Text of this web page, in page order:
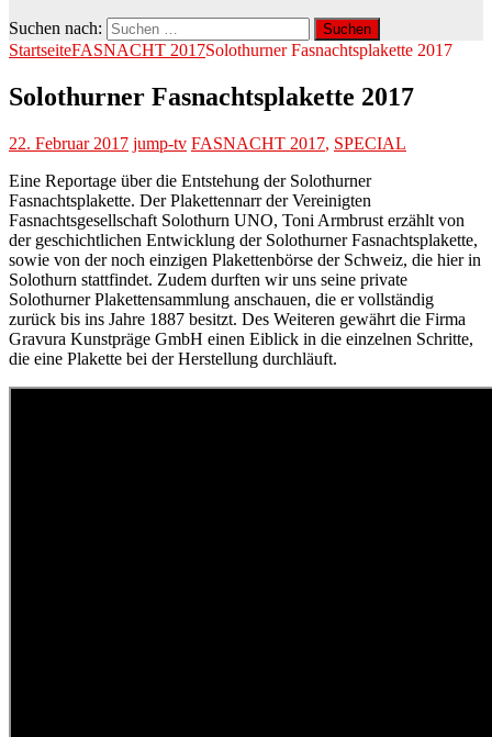
Suchen nach:
StartseiteFASNACHT 2017Solothurner Fasnachtsplakette 2017
Solothurner Fasnachtsplakette 2017
22. Februar 2017 jump-tv FASNACHT 2017, SPECIAL
Eine Reportage über die Entstehung der Solothurner
Fasnachtsplakette. Der Plakettennarr der Vereinigten
Fasnachtsgesellschaft Solothurn UNO, Toni Armbrust erzählt von
der geschichtlichen Entwicklung der Solothurner Fasnachtsplakette,
sowie von der noch einzigen Plakettenbörse der Schweiz, die hier in
Solothurn stattfindet. Zudem durften wir uns seine private
Solothurner Plakettensammlung anschauen, die er vollständig
zurück bis ins Jahre 1887 besitzt. Des Weiteren gewährt die Firma
Gravura Kunstpräge GmbH einen Eiblick in die einzelnen Schritte,
die eine Plakette bei der Herstellung durchläuft.